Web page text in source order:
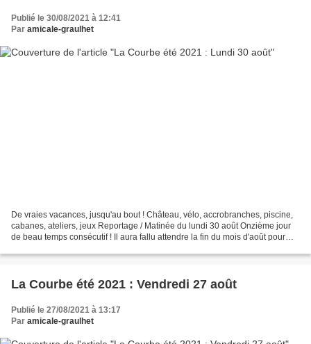
Publié le 30/08/2021 à 12:41
Par amicale-graulhet
De vraies vacances, jusqu'au bout ! Château, vélo, accrobranches, piscine,
cabanes, ateliers, jeux Reportage / Matinée du lundi 30 août Onzième jour
de beau temps consécutif ! Il aura fallu attendre la fin du mois d'août pour
La Courbe été 2021 : Vendredi 27 août
Publié le 27/08/2021 à 13:17
Par amicale-graulhet